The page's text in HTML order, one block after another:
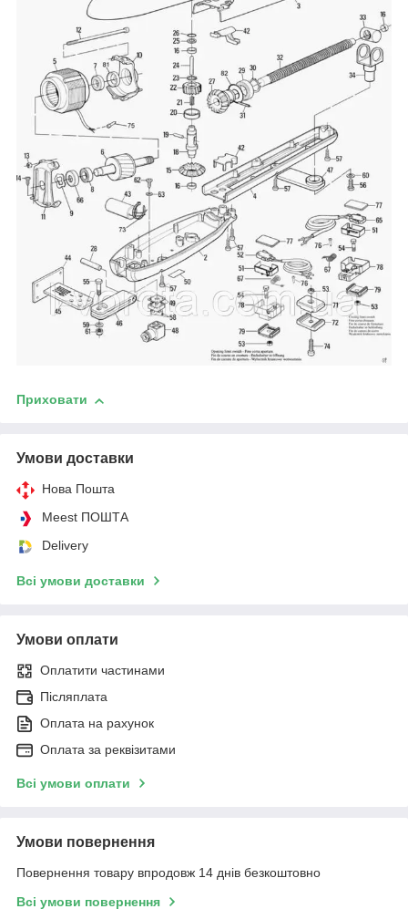
Приховати
Умови доставки
Нова Пошта
Meest ПОШТА
Delivery
Всі умови доставки
Умови оплати
Оплатити частинами
Післяплата
Оплата на рахунок
Оплата за реквізитами
Всі умови оплати
Умови повернення
Повернення товару впродовж 14 днів безкоштовно
Всі умови повернення